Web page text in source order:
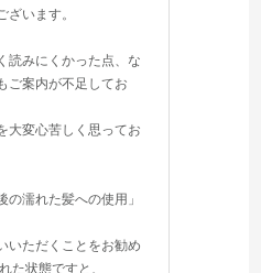
います。
読みにくかった点、な
ご案内が不足してお
大変心苦しく思ってお
の濡れた髪への使用」
いただくことをお勧め
た状態ですと、